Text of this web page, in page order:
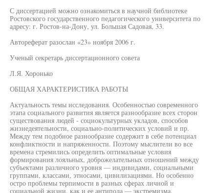
С диссертацией можно ознакомиться в научной библиотеке
Ростовского государственного педагогического университета по
адресу: г. Ростов-на-Дону, ул. Большая Садовая, 33.
Автореферат разослан «23» ноября 2006 г.
Ученый секретарь диссертационного совета
Л.Я. Хоронько
ОБЩАЯ ХАРАКТЕРИСТИКА РАБОТЫ
Актуальность темы исследования. Особенностью современного
этапа социального развития является разнообразие всех сторон
существования людей - социокультурных укладов, способов
жизнедеятельности, социально-политических условий и пр.
Между тем подобное разнообразие содержит в себе потенциал
конфликтности и напряженности. Поэтому мыслители во все
времена стремились определить оптимальные условия
формирования лояльных, доброжелательных отношений между
субъектами различного уровня — индивидами, социальными
группами, классами, этносами, цивилизациями. Но особенно
остро проблемы терпимости в разных сферах личной и
социальной жизни, как и ее антипода — экстремизма,